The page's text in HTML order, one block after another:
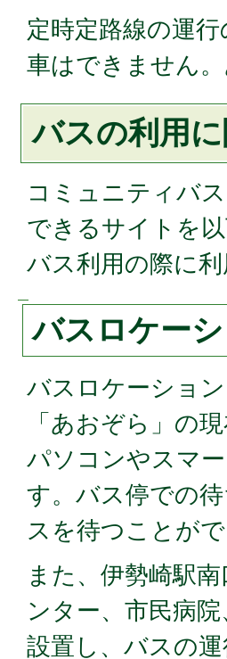
定時定路線の運
車はできません
バスの利用
コミュニティバ
できるサイトを
バス利用の際に
バスロケー
バスロケーショ
「あおぞら」の
パソコンやスマ
す。バス停での
スを待つことがで
また、伊勢崎駅
ンター、市民病
設置し、バスの